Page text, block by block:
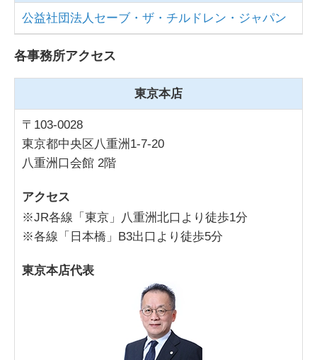
公益社団法人セーブ・ザ・チルドレン・ジャパン
各事務所アクセス
東京本店
〒103-0028
東京都中央区八重洲1-7-20
八重洲口会館 2階
アクセス
※JR各線「東京」八重洲北口より徒歩1分
※各線「日本橋」B3出口より徒歩5分
東京本店代表